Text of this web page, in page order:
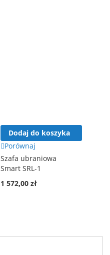
Dodaj do koszyka
Porównaj
Szafa ubraniowa
Smart SRL-1
1 572,00 zł